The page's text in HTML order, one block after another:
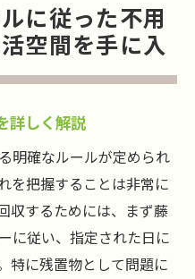
に従った不用
空間を手に入
詳しく解説
明確なルールが定められ
を把握することは非常に
収するためには、まず藤
に従い、指定された日に
特に残置物として問題に